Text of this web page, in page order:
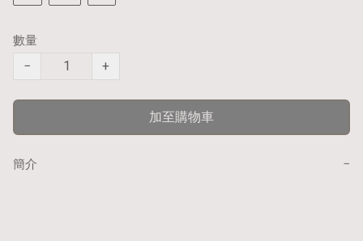
數量
− +
加至購物車
簡介 −